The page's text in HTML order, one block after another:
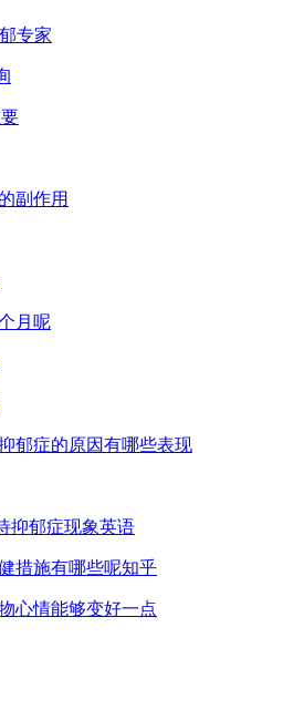
专家
副作用
月呢
郁症的原因有哪些表现
抑郁症现象英语
措施有哪些呢知乎
心情能够变好一点